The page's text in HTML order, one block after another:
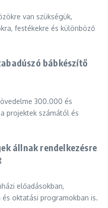
van szükségük,
festékekre és különböző
bábkészítő
300.000 és
projektek számától és
állnak rendelkezésre
előadásokban,
oktatási programokban is.